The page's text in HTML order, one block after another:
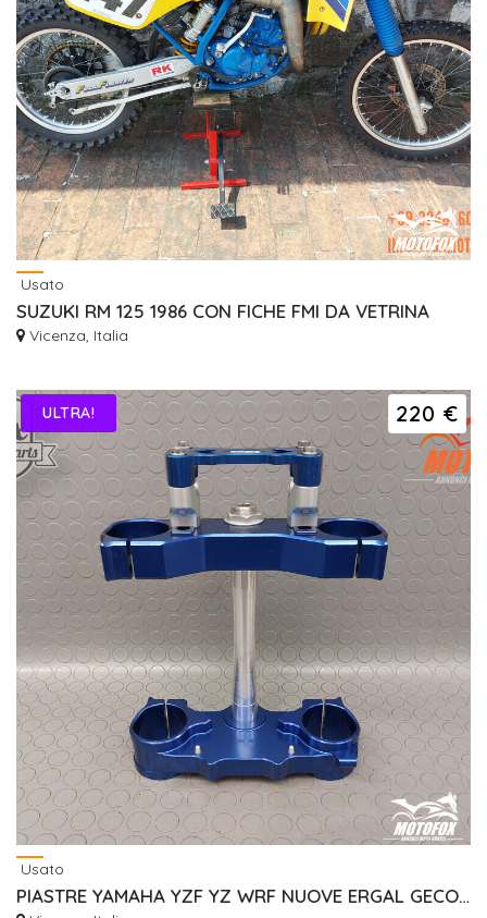
Usato
SUZUKI RM 125 1986 CON FICHE FMI DA VETRINA
Vicenza, Italia
220 €
ULTRA!
Usato
PIASTRE YAMAHA YZF YZ WRF NUOVE ERGAL GECO RISER